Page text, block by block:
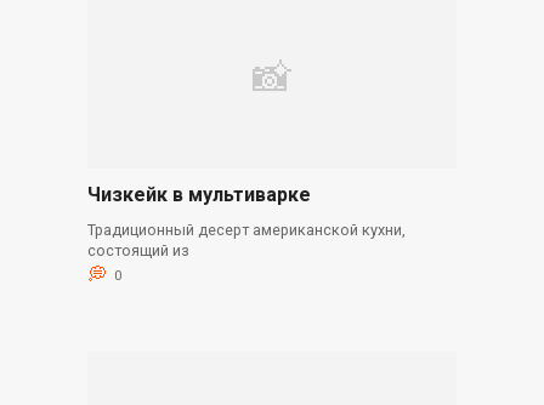
Чизкейк в мультиварке
Традиционный десерт американской кухни,
состоящий из
0